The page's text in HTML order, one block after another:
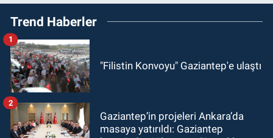
Trend Haberler
"Filistin Konvoyu" Gaziantep'e ulaştı
1
Gaziantep’in projeleri Ankara’da
masaya yatırıldı: Gaziantep
2